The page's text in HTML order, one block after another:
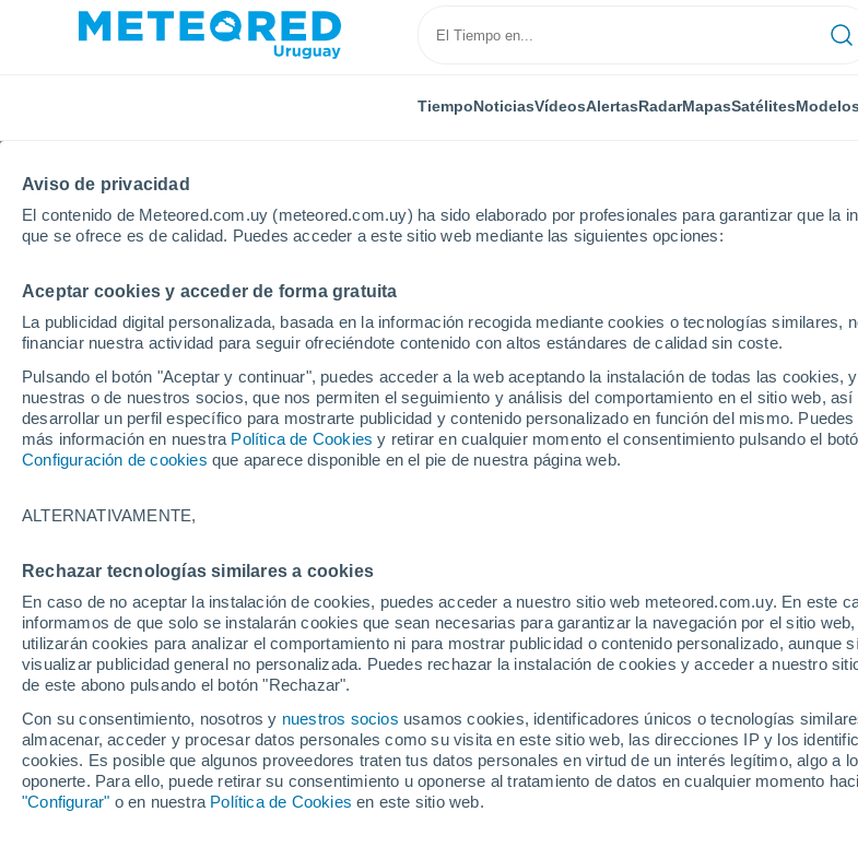
Aviso de privacidad
El contenido de Meteored.com.uy (meteored.com.uy) ha sido elaborado por profesionales para garantizar que la
que se ofrece es de calidad. Puedes acceder a este sitio web mediante las siguientes opciones:
Aceptar cookies y acceder de forma gratuita
La publicidad digital personalizada, basada en la información recogida mediante cookies o tecnologías similares,
financiar nuestra actividad para seguir ofreciéndote contenido con altos estándares de calidad sin coste.
Pulsando el botón "Aceptar y continuar", puedes acceder a la web aceptando la instalación de todas las cookies,
nuestras o de nuestros socios, que nos permiten el seguimiento y análisis del comportamiento en el sitio web, así
desarrollar un perfil específico para mostrarte publicidad y contenido personalizado en función del mismo.
más información en nuestra Política de Cookies y retirar en cualquier momento el consentimiento pulsando el
Configuración de cookies que aparece disponible en el pie de nuestra página web.
ALTERNATIVAMENTE,
Rechazar tecnologías similares a cookies
En caso de no aceptar la instalación de cookies, puedes acceder a nuestro sitio web meteored.com.uy. En este
informamos de que solo se instalarán cookies que sean necesarias para garantizar la navegación por el sitio
utilizarán cookies para analizar el comportamiento ni para mostrar publicidad o contenido personalizado, aunque
visualizar publicidad general no personalizada. Puedes rechazar la instalación de cookies y acceder a nuestro
de este abono pulsando el botón "Rechazar".
Con su consentimiento, nosotros y nuestros socios usamos cookies, identificadores únicos o tecnologías
almacenar, acceder y procesar datos personales como su visita en este sitio web, las direcciones IP y los
cookies. Es posible que algunos proveedores traten tus datos personales en virtud de un interés legítimo, algo a
oponerte. Para ello, puede retirar su consentimiento u oponerse al tratamiento de datos en cualquier momento
"Configurar" o en nuestra Política de Cookies en este sitio web.
TiempoNoticiasVídeosAlertasRadarMapasSatélitesModelos
Inicio Vídeos ¡Un meteoro muy brillante ilumina los cielos de Santa Catarina, Brasil! Este bólido